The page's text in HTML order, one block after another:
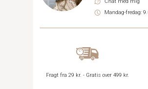
Chat med mig
Mandag-fredag:
Fragt fra 29 kr. - Gratis over 499 kr.